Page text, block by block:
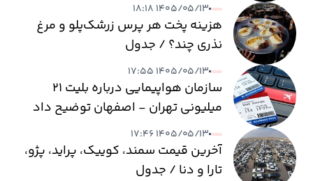
۱۴۰۵/۰۵/۱۳ ۱۸:۱۸
هزینه پخت هر پرس زرشک‌پلو و مرغ
نذری چند؟ / جدول
۱۴۰۵/۰۵/۱۳ ۱۷:۵۵
سازمان هواپیمایی درباره بلیت ۲۱
میلیونی تهران - اصفهان توضیح داد
۱۴۰۵/۰۵/۱۳ ۱۷:۴۶
آخرین قیمت سمند، کوییک، پراید، پژو،
تارا و دنا / جدول